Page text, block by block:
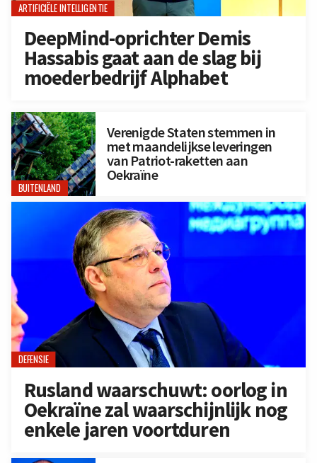
ARTIFICIËLE INTELLIGENTIE
DeepMind-oprichter Demis
Hassabis gaat aan de slag bij
moederbedrijf Alphabet
BUITENLAND
Verenigde Staten stemmen in
met maandelijkse leveringen
van Patriot-raketten aan
Oekraïne
DEFENSIE
Rusland waarschuwt: oorlog in
Oekraïne zal waarschijnlijk nog
enkele jaren voortduren